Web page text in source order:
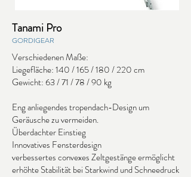
Tanami Pro
GORDIGEAR
Verschiedenen Maße:
Liegefläche: 140 / 165 / 180 / 220 cm
Gewicht: 63 / 71 / 78 / 90 kg
Eng anliegendes tropendach-Design um
Geräusche zu vermeiden.
Überdachter Einstieg
Innovatives Fensterdesign
verbessertes convexes Zeltgestänge ermöglicht
erhöhte Stabilität bei Starkwind und Schneedruck